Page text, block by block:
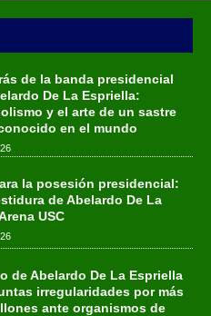
de la banda presidencial
De La Espriella:
y el arte de un sastre
en el mundo
la posesión presidencial:
de Abelardo De La
USC
de Abelardo De La Espriella
irregularidades por más
ante organismos de